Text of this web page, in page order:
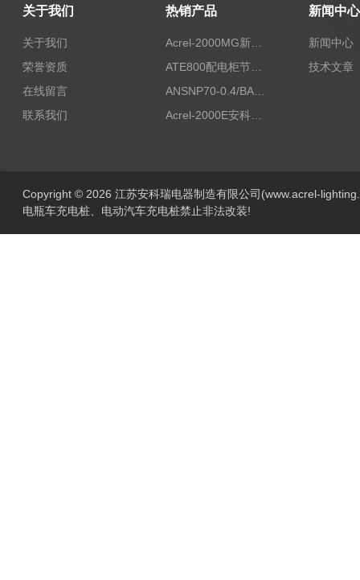
关于我们
关于我们
荣誉资质
在线留言
联系我们
热销产品
Acrel-2000MG新能源消纳安科瑞微电网能量管理系统
ATE800配电柜节点无线测温/表带捆绑/无源感应取电
ANSNP70-0.4/BANSNP中线安防保护器 治理三相不平衡
Acrel-2000E安科瑞Acrel配电室综合监控系统
新闻中心
新闻中心
技术文章
Copyright © 2026 江苏安科瑞电器制造有限公司(www.acrel-
电瓶车充电桩、电动汽车充电桩禁止非法改装!